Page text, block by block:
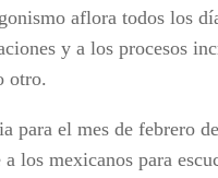
aflora todos los
y a los procesos
otro.
para el mes de febrero
los mexicanos para